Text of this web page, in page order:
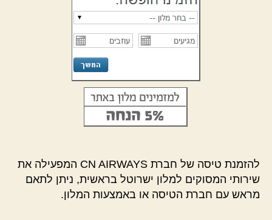
להזמנת טיסה של חברת CN AIRWAYS המפעילה את
שירותי המסוקים למלון ישרוטל בראשית, ניתן לתאם
מראש עם חברת הטיסה או באמצעות המלון.